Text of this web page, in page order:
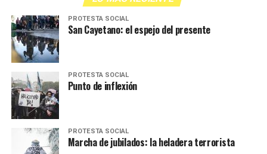
PROTESTA SOCIAL
San Cayetano: el espejo del presente
PROTESTA SOCIAL
Punto de inflexión
PROTESTA SOCIAL
Marcha de jubilados: la heladera terrorista